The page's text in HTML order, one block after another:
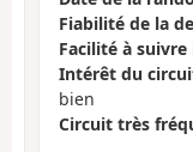
Fiabilité de la
Facilité à
Intérêt du
bien
Circuit très